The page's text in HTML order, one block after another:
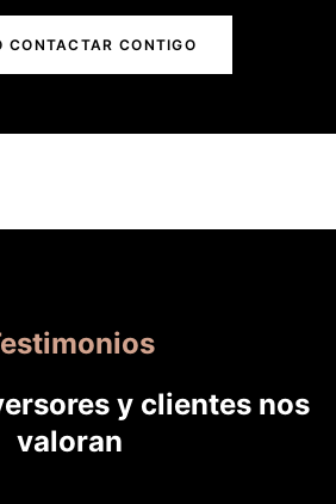
CONTACTAR CONTIGO
y clientes nos
valoran